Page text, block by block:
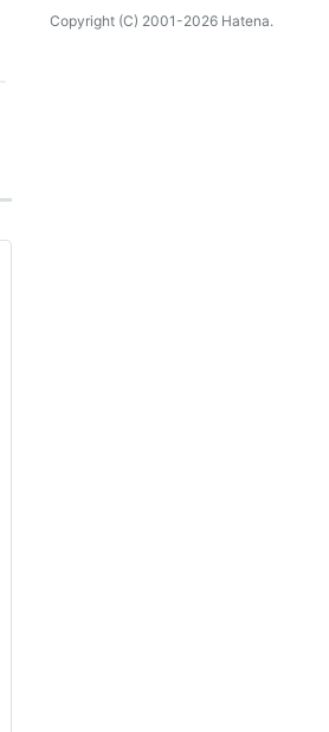
Copyright (C) 2001-2026 Hatena.